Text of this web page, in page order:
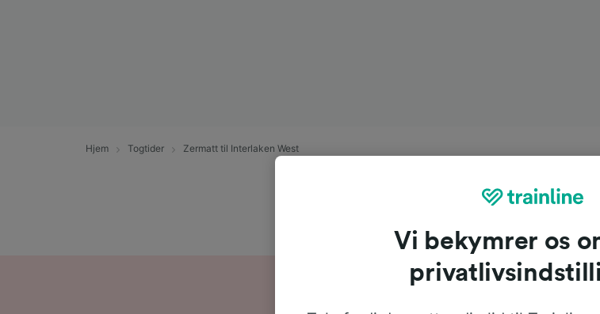
Hjem Togtider Zermatt til Interlaken West
Vi bekymrer os